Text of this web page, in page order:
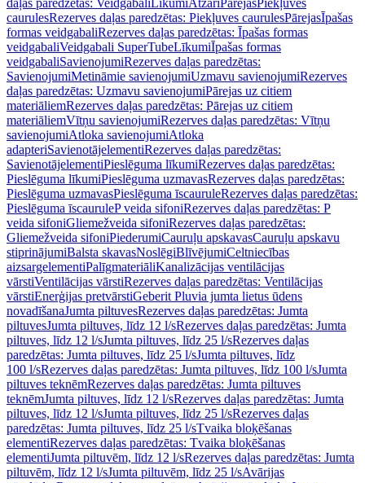
daļas paredzētas: Veidgabali LīkumiAtzari PārejasPiekļuves
caurulesRezerves daļas paredzētas: Piekļuves caurulesPārejasĪpašas
formas veidgabaliRezerves daļas paredzētas: Īpašas formas
veidgabaliVeidgabali SuperTubeLīkumiĪpašas formas
veidgabaliSavienojumiRezerves daļas paredzētas:
SavienojumiMetināmie savienojumiUzmavu savienojumiRezerves
daļas paredzētas: Uzmavu savienojumiPārejas uz citiem
materiāliemRezerves daļas paredzētas: Pārejas uz citiem
materiāliemVītņu savienojumiRezerves daļas paredzētas: Vītņu
savienojumiAtloka savienojumiAtloka
adapteriSavienotājelementiRezerves daļas paredzētas:
SavienotājelementiPieslēguma līkumiRezerves daļas paredzētas:
Pieslēguma līkumiPieslēguma uzmavasRezerves daļas paredzētas:
Pieslēguma uzmavasPieslēguma īscauruleRezerves daļas paredzētas:
Pieslēguma īscauruleP veida sifoniRezerves daļas paredzētas: P
veida sifoniGliemežveida sifoniRezerves daļas paredzētas:
Gliemežveida sifoniPiederumiCauruļu apskavasCauruļu apskavu
stiprinājumiBalsta skavasNoslēgiBlīvējumiCeltniecības
aizsargelementiPalīgmateriāliKanalizācijas ventilācijas
vārstiVentilācijas vārstiRezerves daļas paredzētas: Ventilācijas
vārstiEnerģijas pretvārstiGeberit Pluvia jumta lietus ūdens
novadīšanaJumta piltuvesRezerves daļas paredzētas: Jumta
piltuvesJumta piltuves, līdz 12 l/sRezerves daļas paredzētas: Jumta
piltuves, līdz 12 l/sJumta piltuves, līdz 25 l/sRezerves daļas
paredzētas: Jumta piltuves, līdz 25 l/sJumta piltuves, līdz
100 l/sRezerves daļas paredzētas: Jumta piltuves, līdz 100 l/sJumta
piltuves teknēmRezerves daļas paredzētas: Jumta piltuves
teknēmJumta piltuves, līdz 12 l/sRezerves daļas paredzētas: Jumta
piltuves, līdz 12 l/sJumta piltuves, līdz 25 l/sRezerves daļas
paredzētas: Jumta piltuves, līdz 25 l/sTvaika bloķēšanas
elementiRezerves daļas paredzētas: Tvaika bloķēšanas
elementiJumta piltuvēm, līdz 12 l/sRezerves daļas paredzētas: Jumta
piltuvēm, līdz 12 l/sJumta piltuvēm, līdz 25 l/sAvārijas